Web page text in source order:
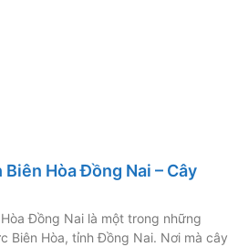
Hòa Đồng Nai – Cây
Đồng Nai là một trong những
Biên Hòa, tỉnh Đồng Nai. Nơi mà cây